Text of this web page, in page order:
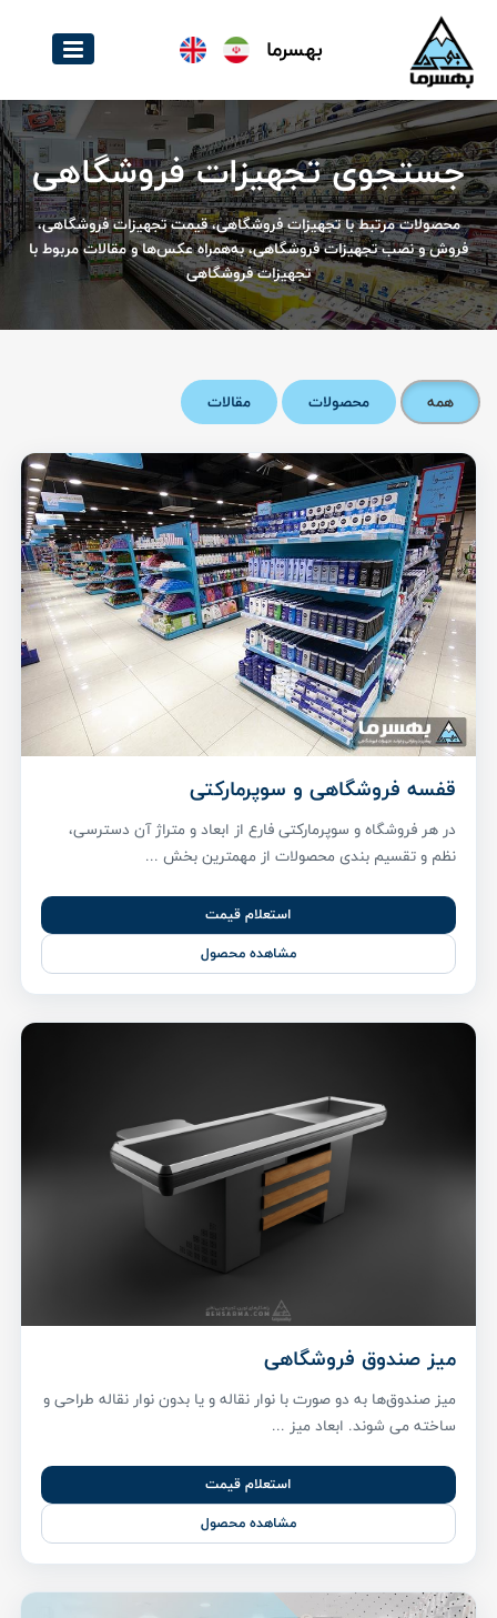
بهسرما
جستجوی تجهیزات فروشگاهی
محصولات مرتبط با تجهیزات فروشگاهی، قیمت تجهیزات فروشگاهی،
فروش و نصب تجهیزات فروشگاهی، به‌همراه عکس‌ها و مقالات مربوط با
تجهیزات فروشگاهی
همه محصولات مقالات
قفسه فروشگاهی و سوپرمارکتی
در هر فروشگاه و سوپرمارکتی فارع از ابعاد و متراژ آن دسترسی،
نظم و تقسیم بندی محصولات از مهمترین بخش ...
استعلام قیمت
مشاهده محصول
میز صندوق فروشگاهی
میز صندوق‌ها به دو صورت با نوار نقاله و یا بدون نوار نقاله طراحی و
ساخته می شوند. ابعاد میز ...
استعلام قیمت
مشاهده محصول